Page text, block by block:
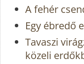
A fehér
Egy ébredő
Tavaszi
közeli